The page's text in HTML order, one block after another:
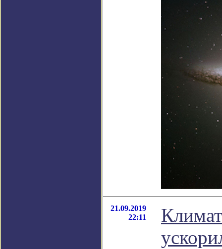
21.09.2019
22:11